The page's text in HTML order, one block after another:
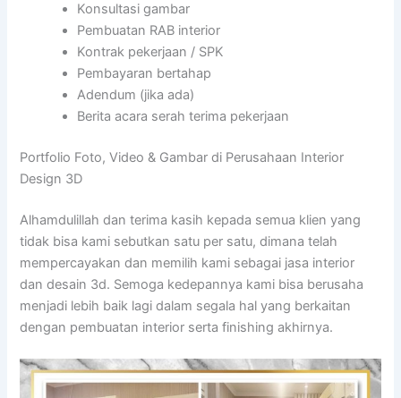
Konsultasi gambar
Pembuatan RAB interior
Kontrak pekerjaan / SPK
Pembayaran bertahap
Adendum (jika ada)
Berita acara serah terima pekerjaan
Portfolio Foto, Video & Gambar di Perusahaan Interior
Design 3D
Alhamdulillah dan terima kasih kepada semua klien yang
tidak bisa kami sebutkan satu per satu, dimana telah
mempercayakan dan memilih kami sebagai jasa interior
dan desain 3d. Semoga kedepannya kami bisa berusaha
menjadi lebih baik lagi dalam segala hal yang berkaitan
dengan pembuatan interior serta finishing akhirnya.